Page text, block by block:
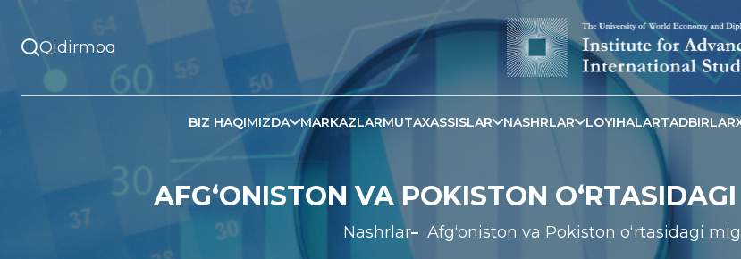
BIZ HAQIMIZDA MARKAZLARMUTAXASSISLAR NASHRLAR LOYIHALARTADBIRLAR
AFG‘ONISTON VA POKISTON
Nashrlar Afg‘oniston va Pokiston o‘rtasidagi